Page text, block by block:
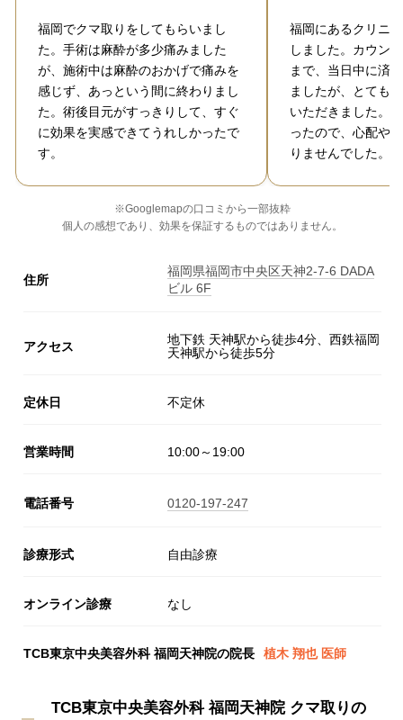
福岡でクマ取りをしてもらいまし
た。手術は麻酔が多少痛みました
が、施術中は麻酔のおかげで痛みを
感じず、あっという間に終わりまし
た。術後目元がすっきりして、すぐ
に効果を実感できてうれしかったで
す。
福岡にあるクリニ
しました。カウン
まで、当日中に済
ましたが、とても
いただきました。
ったので、心配や
りませんでした。
※Googlemapの口コミから一部抜粋
個人の感想であり、効果を保証するものではありません。
住所
福岡県福岡市中央区天神2-7-6 DADA
ビル 6F
アクセス
地下鉄 天神駅から徒歩4分、西鉄福岡
天神駅から徒歩5分
定休日 不定休
営業時間 10:00～19:00
電話番号 0120-197-247
診療形式 自由診療
オンライン診療 なし
TCB東京中央美容外科 福岡天神院の院長 植木 翔也 医師
TCB東京中央美容外科 福岡天神院 クマ取りの